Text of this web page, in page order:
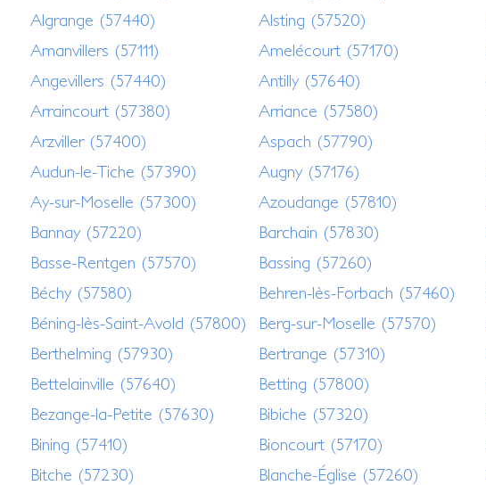
Algrange (57440)
Alsting (57520)
Amanvillers (57111)
Amelécourt (57170)
Angevillers (57440)
Antilly (57640)
Arraincourt (57380)
Arriance (57580)
Arzviller (57400)
Aspach (57790)
Audun-le-Tiche (57390)
Augny (57176)
Ay-sur-Moselle (57300)
Azoudange (57810)
Bannay (57220)
Barchain (57830)
Basse-Rentgen (57570)
Bassing (57260)
Béchy (57580)
Behren-lès-Forbach (57460)
Béning-lès-Saint-Avold (57800)
Berg-sur-Moselle (57570)
Berthelming (57930)
Bertrange (57310)
Bettelainville (57640)
Betting (57800)
Bezange-la-Petite (57630)
Bibiche (57320)
Bining (57410)
Bioncourt (57170)
Bitche (57230)
Blanche-Église (57260)